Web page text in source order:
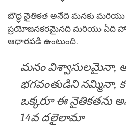
బౌద్ధ నైతికత అనేది మనకు మరియు
ప్రయోజనకరమైనది మరియు ఏది
ఆధారపడి ఉంటుంది.
మనం విశ్వాసులమైనా,
భగవంతుడిని నమ్మినా,
ఒక్కరూ ఈ నైతికతను
14వ దలైలామా